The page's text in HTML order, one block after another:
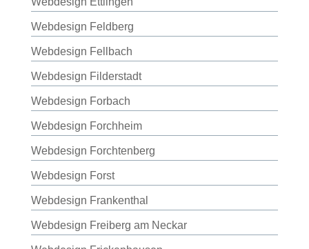
Webdesign Feldberg
Webdesign Fellbach
Webdesign Filderstadt
Webdesign Forbach
Webdesign Forchheim
Webdesign Forchtenberg
Webdesign Forst
Webdesign Frankenthal
Webdesign Freiberg am Neckar